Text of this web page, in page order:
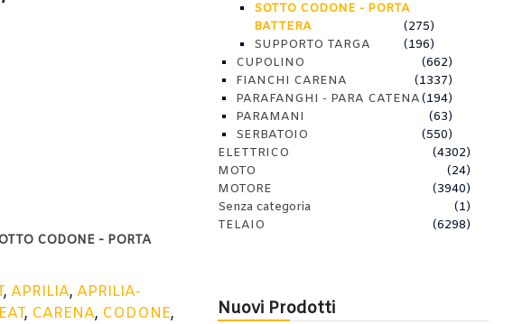
CODONE - PORTA
,APRILIA,APRILIA-
, CARENA, CODONE,
SOTTO CODONE - PORTA
BATTERA
(275)
SUPPORTO TARGA
(196)
CUPOLINO
(662)
FIANCHI CARENA
(1337)
PARAFANGHI - PARA CATENA(194)
PARAMANI
(63)
SERBATOIO
(550)
ELETTRICO
(4302)
MOTO
(24)
MOTORE
(3940)
Senza categoria
(1)
TELAIO
(6298)
Nuovi Prodotti